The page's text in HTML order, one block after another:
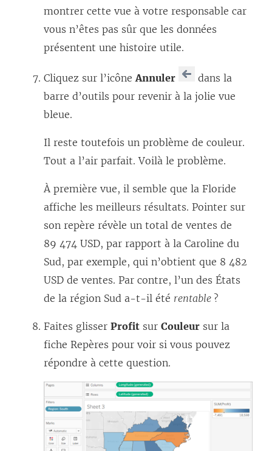
montrer cette vue à votre responsable car
vous n’êtes pas sûr que les données
présentent une histoire utile.
Cliquez sur l’icôneAnnuler
dans la
barre d’outils pour revenir à la jolie vue
bleue.
Il reste toutefois un problème de couleur.
Tout a l’air parfait. Voilà le problème.
À première vue, il semble que la Floride
affiche les meilleurs résultats. Pointer sur
son repère révèle un total de ventes de
89 474 USD, par rapport à la Caroline du
Sud, par exemple, qui n’obtient que 8 482
USD de ventes. Par contre, l’un des États
de la région Sud a-t-il été rentable ?
Faites glisser Profit sur Couleur sur la
fiche Repères pour voir si vous pouvez
répondre à cette question.